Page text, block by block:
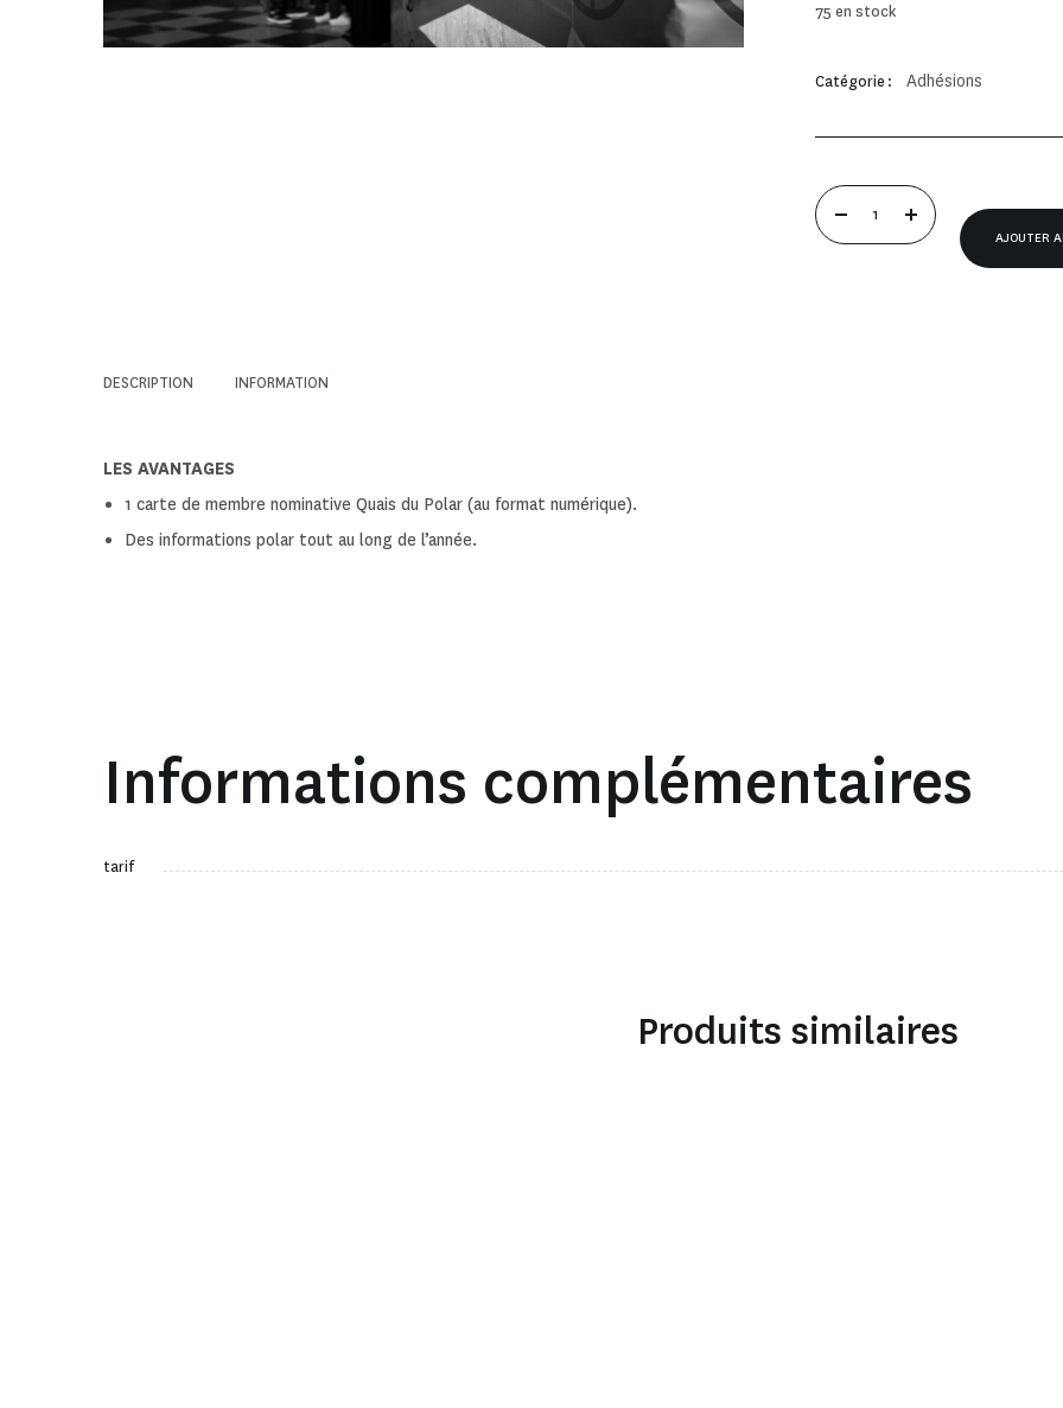
75 en stock
AJOUTER
Catégorie : Adhésions
DESCRIPTION INFORMATION
LES AVANTAGES
1 carte de membre nominative Quais du Polar (au format numérique).
Des informations polar tout au long de l’année.
Informations complémentaires
tarif
Produits similaires